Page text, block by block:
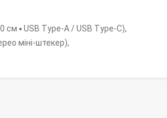
▪ USB Type-A / USB Type-C),
міні-штекер),